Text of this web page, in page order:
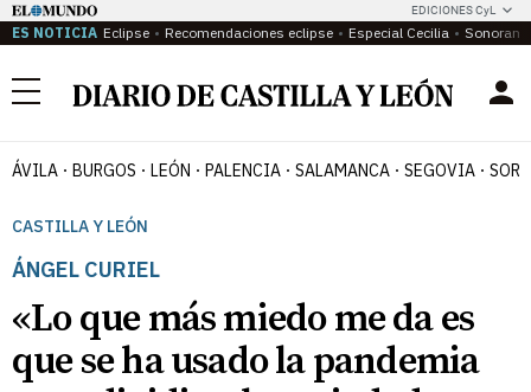
EDICIONES CyL
ES NOTICIA Eclipse Recomendaciones eclipse Especial Cecilia
Menú
ÁVILA BURGOS LEÓN PALENCIA SALAMANCA SEGOVIA
CASTILLA Y LEÓN
ÁNGEL CURIEL
«Lo que más miedo me da es
que se ha usado la pandemia